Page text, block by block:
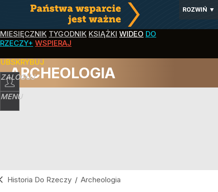
ROZWIŃ ▼
MIESIĘCZNIK TYGODNIK KSIĄŻKI WIDEO DO
RZECZY+ WSPIERAJ
ZALOGUJ
MENU
ARCHEOLOGIA
Historia Do Rzeczy / Archeologia